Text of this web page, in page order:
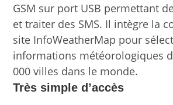
GSM sur port USB permettant
et traiter des SMS. Il intègre la
site InfoWeatherMap pour
informations météorologiques
000 villes dans le monde.
Très simple d’accès